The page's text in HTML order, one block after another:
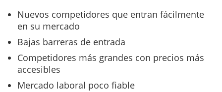
Nuevos competidores que entran fácilmente
en su mercado
Bajas barreras de entrada
Competidores más grandes con precios más
accesibles
Mercado laboral poco fiable